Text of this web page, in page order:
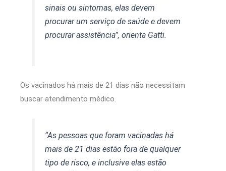
sinais ou sintomas, elas devem
procurar um serviço de saúde e devem
procurar assistência”, orienta Gatti.
Os vacinados há mais de 21 dias não necessitam
buscar atendimento médico.
“As pessoas que foram vacinadas há
mais de 21 dias estão fora de qualquer
tipo de risco, e inclusive elas estão